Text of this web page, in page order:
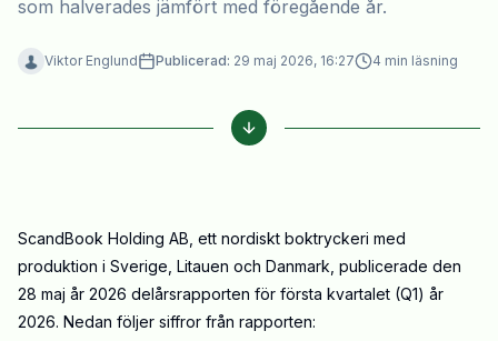
som halverades jämfört med föregående år.
Viktor Englund Publicerad: 29 maj 2026, 16:27 4 min läsning
ScandBook Holding AB, ett nordiskt boktryckeri med
produktion i Sverige, Litauen och Danmark, publicerade den
28 maj år 2026 delårsrapporten för första kvartalet (Q1) år
2026. Nedan följer siffror från rapporten: